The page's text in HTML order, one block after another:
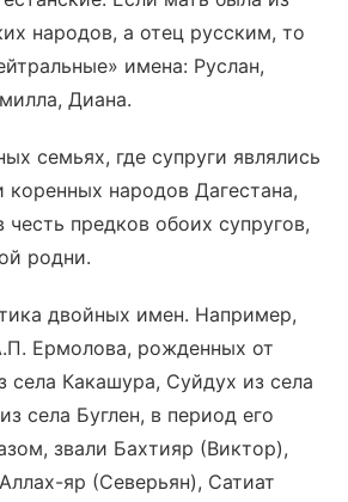
народов, а отец русским, то
имена: Руслан,
Диана.
семьях, где супруги являлись
коренных народов Дагестана,
честь предков обоих супругов,
родни.
двойных имен. Например,
Ермолова, рожденных от
села Какашура, Суйдух из села
села Буглен, в период его
звали Бахтияр (Виктор),
яр (Северьян), Сатиат